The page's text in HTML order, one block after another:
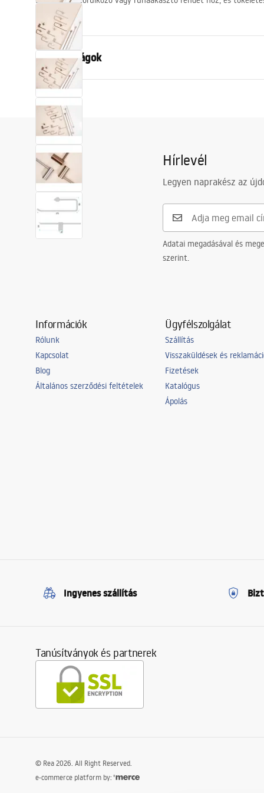
kilátását.
Tulajdonságok
Szín
Anyag
Felszerelés
Szélesség
Magasság
Mélység
65mm
Sorozat
Prism
Garancia
24 Hónap
Hírlevél
Legyen naprakész az
Adatai megadásával és
szerint.
Információk
Rólunk
Kapcsolat
Blog
Általános szerződési feltételek
Ügyfélszolgálat
Szállítás
Visszaküldések és
Fizetések
Katalógus
Ápolás
Ingyenes szállítás
Tanúsítványok és partnerek
© Rea 2026. All Right Reserved.
e-commerce platform by: